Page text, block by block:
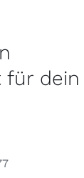
für dein